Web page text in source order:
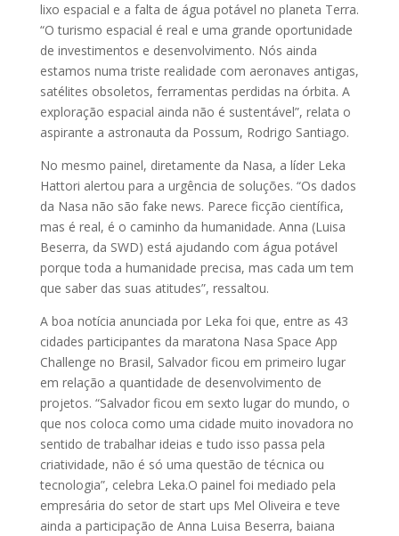
lixo espacial e a falta de água potável no planeta Terra.
“O turismo espacial é real e uma grande oportunidade
de investimentos e desenvolvimento. Nós ainda
estamos numa triste realidade com aeronaves antigas,
satélites obsoletos, ferramentas perdidas na órbita. A
exploração espacial ainda não é sustentável”, relata o
aspirante a astronauta da Possum, Rodrigo Santiago.
No mesmo painel, diretamente da Nasa, a líder Leka
Hattori alertou para a urgência de soluções. “Os dados
da Nasa não são fake news. Parece ficção científica,
mas é real, é o caminho da humanidade. Anna (Luisa
Beserra, da SWD) está ajudando com água potável
porque toda a humanidade precisa, mas cada um tem
que saber das suas atitudes”, ressaltou.
A boa notícia anunciada por Leka foi que, entre as 43
cidades participantes da maratona Nasa Space App
Challenge no Brasil, Salvador ficou em primeiro lugar
em relação a quantidade de desenvolvimento de
projetos. “Salvador ficou em sexto lugar do mundo, o
que nos coloca como uma cidade muito inovadora no
sentido de trabalhar ideias e tudo isso passa pela
criatividade, não é só uma questão de técnica ou
tecnologia”, celebra Leka.O painel foi mediado pela
empresária do setor de start ups Mel Oliveira e teve
ainda a participação de Anna Luisa Beserra, baiana